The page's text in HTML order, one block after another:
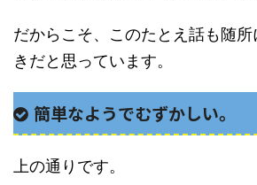
だからこそ、このたとえ話も随
きだと思っています。
簡単なようでむずかしい。
上の通りです。